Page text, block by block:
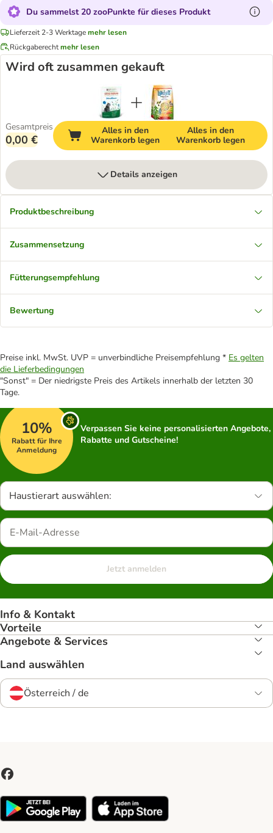
Du sammelst 20 zooPunkte für dieses Produkt
Lieferzeit 2-3 Werktagemehr lesen
Rückgaberechtmehr lesen
Wird oft zusammen gekauft
Gesamtpreis
0,00 €
Alles in den
Warenkorb legen
Alles in den
Warenkorb legen
Details anzeigen
Produktbeschreibung
Zusammensetzung
Fütterungsempfehlung
Bewertung
Preise inkl. MwSt. UVP = unverbindliche Preisempfehlung * Es gelten
die Lieferbedingungen
"Sonst" = Der niedrigste Preis des Artikels innerhalb der letzten 30
Tage.
10%
Rabatt für Ihre
Anmeldung
Verpassen Sie keine personalisierten Angebote,
Rabatte und Gutscheine!
Haustierart auswählen:
Jetzt anmelden
Info & Kontakt
Vorteile
Angebote & Services
Land auswählen
Österreich / de